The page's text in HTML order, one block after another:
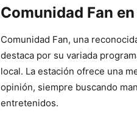
Comunidad Fan
Comunidad Fan, una
destaca por su variada
local. La estación ofrece una
opinión, siempre buscando
entretenidos.